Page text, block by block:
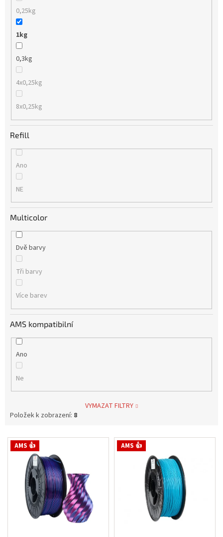
0,25kg
1kg
0,3kg
4x0,25kg
8x0,25kg
Refill
Ano
NE
Multicolor
Dvě barvy
Tři barvy
Více barev
AMS kompatibilní
Ano
Ne
VYMAZAT FILTRY
Položek k zobrazení: 8
V AMS 👍 AMS 👍